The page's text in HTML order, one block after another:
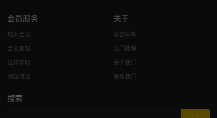
会员服务
加入会员
会员须知
法律申明
网站协议
关于
全部标签
入门教程
关于我们
联系我们
搜索